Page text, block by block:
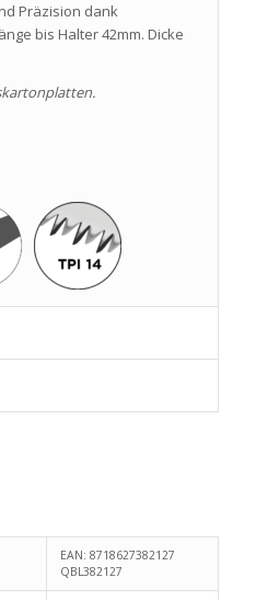
Präzision dank
bis Halter 42mm. Dicke
EAN: 8718627382127
QBL382127